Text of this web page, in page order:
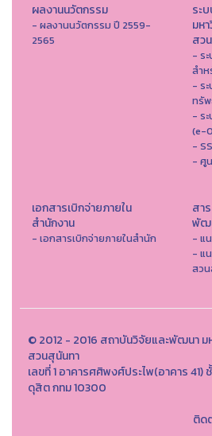
ผลงานนวัตกรรม
- ผลงานนวัตกรรม ปี 2559-
2565
ระ
มห
สว
- ร
สำห
- ร
ทรัพ
- ร
(e-
-
- ศู
เอกสารเบิกจ่ายภายใน
สำนักงาน
- เอกสารเบิกจ่ายภายในสำนัก
สา
พัฒ
- แ
- แ
สว
© 2012 - 2016 สถาบันวิจัยและพัฒนา ม
สวนสุนันทา
เลขที่ 1 อาคารศศิพงศ์ประไพ(อาคาร 41)
ดุสิต กทม 10300
ติด